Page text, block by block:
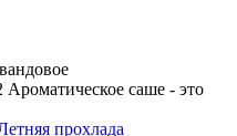
саше - это